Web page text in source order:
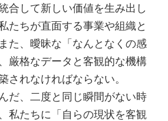
合して新しい価値を生み出し
たちが直面する事業や組織と
た、曖昧な「なんとなくの感
厳格なデータと客観的な機構
されなければならない。
だ、二度と同じ瞬間がない時
私たちに「自らの現状を客観